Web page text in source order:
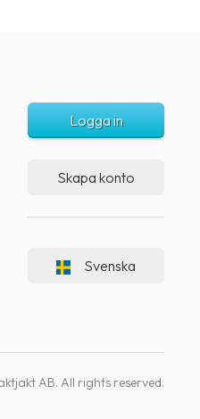
Logga in
Skapa konto
Svenska
AB. All rights reserved.